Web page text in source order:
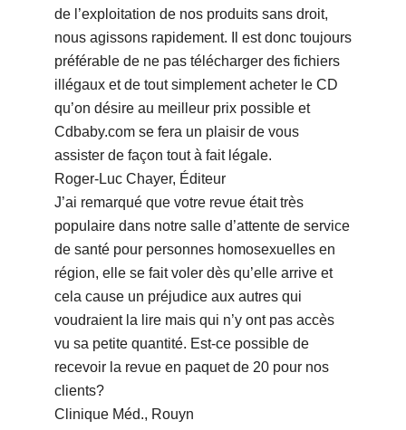
de l’exploitation de nos produits sans droit,
nous agissons rapidement. Il est donc toujours
préférable de ne pas télécharger des fichiers
illégaux et de tout simplement acheter le CD
qu’on désire au meilleur prix possible et
Cdbaby.com se fera un plaisir de vous
assister de façon tout à fait légale.
Roger-Luc Chayer, Éditeur
J’ai remarqué que votre revue était très
populaire dans notre salle d’attente de service
de santé pour personnes homosexuelles en
région, elle se fait voler dès qu’elle arrive et
cela cause un préjudice aux autres qui
voudraient la lire mais qui n’y ont pas accès
vu sa petite quantité. Est-ce possible de
recevoir la revue en paquet de 20 pour nos
clients?
Clinique Méd., Rouyn